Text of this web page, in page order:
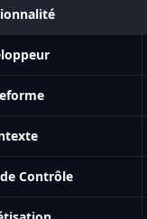
Contrôle